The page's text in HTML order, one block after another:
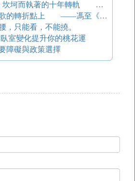
秦暉文集 思想文論 坎坷而執著的十年轉軌
在中國現代主義詩歌的轉折點上 ——馮至《十四行集》論
，只能看，不能撓。
室變化提升你的桃花運
障礙與政策選擇